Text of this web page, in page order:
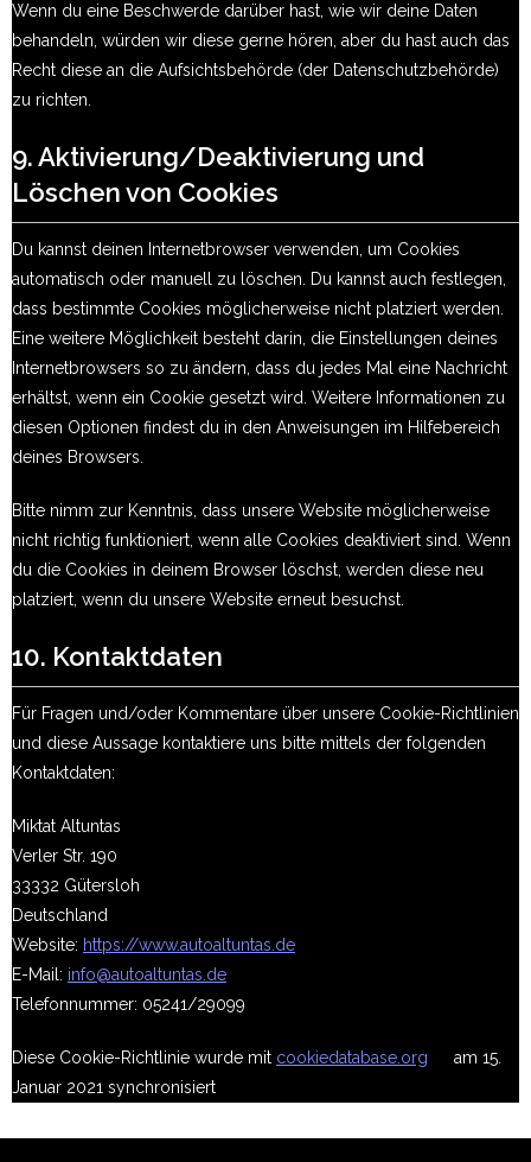
Wenn du eine Beschwerde darüber hast, wie wir deine Daten
behandeln, würden wir diese gerne hören, aber du hast auch das
Recht diese an die Aufsichtsbehörde (der Datenschutzbehörde)
zu richten.
9. Aktivierung/Deaktivierung und
Löschen von Cookies
Du kannst deinen Internetbrowser verwenden, um Cookies
automatisch oder manuell zu löschen. Du kannst auch festlegen,
dass bestimmte Cookies möglicherweise nicht platziert werden.
Eine weitere Möglichkeit besteht darin, die Einstellungen deines
Internetbrowsers so zu ändern, dass du jedes Mal eine Nachricht
erhältst, wenn ein Cookie gesetzt wird. Weitere Informationen zu
diesen Optionen findest du in den Anweisungen im Hilfebereich
deines Browsers.
Bitte nimm zur Kenntnis, dass unsere Website möglicherweise
nicht richtig funktioniert, wenn alle Cookies deaktiviert sind. Wenn
du die Cookies in deinem Browser löschst, werden diese neu
platziert, wenn du unsere Website erneut besuchst.
10. Kontaktdaten
Für Fragen und/oder Kommentare über unsere Cookie-Richtlinien
und diese Aussage kontaktiere uns bitte mittels der folgenden
Kontaktdaten:
Miktat Altuntas
Verler Str. 190
33332 Gütersloh
Deutschland
Website: https://www.autoaltuntas.de
E-Mail: info@autoaltuntas.de
Telefonnummer: 05241/29099
Diese Cookie-Richtlinie wurde mit cookiedatabase.org
am 15.
Januar 2021 synchronisiert